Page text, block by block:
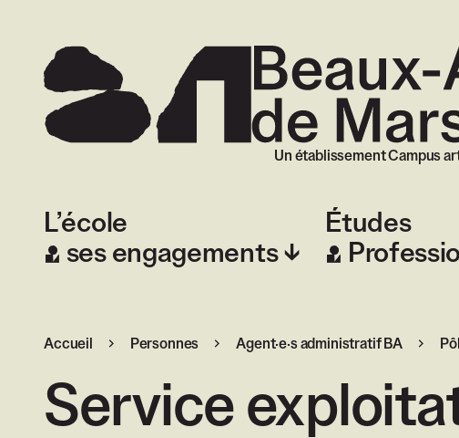
Beaux-Arts de
Un établissement Campus
L’école
ses engagements
Études
Accueil Personnes Agent·e·s administratif BA
Service